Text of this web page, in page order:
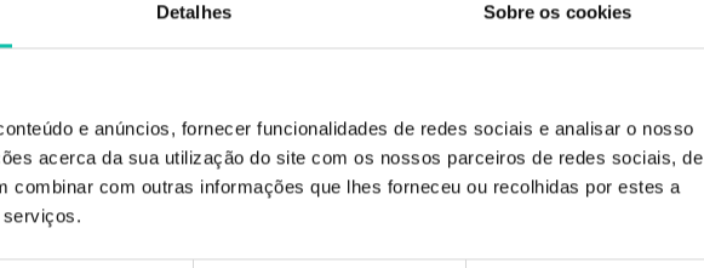
Detalhes Sobre os cookies
e anúncios, fornecer funcionalidades de redes sociais e analisar o nosso
acerca da sua utilização do site com os nossos parceiros de redes sociais, de
combinar com outras informações que lhes forneceu ou recolhidas por estes a
danifica as cutículas.
Brocas e Ponteiras Drill MELHOR PREÇO | Brocas e Ponteiras ANDREIA